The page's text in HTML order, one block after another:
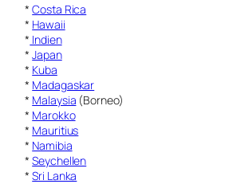
*Costa Rica
* Hawaii
* Indien
*Japan
* Kuba
* Madagaskar
* Malaysia (Borneo)
* Marokko
* Mauritius
* Namibia
*Seychellen
*Sri Lanka